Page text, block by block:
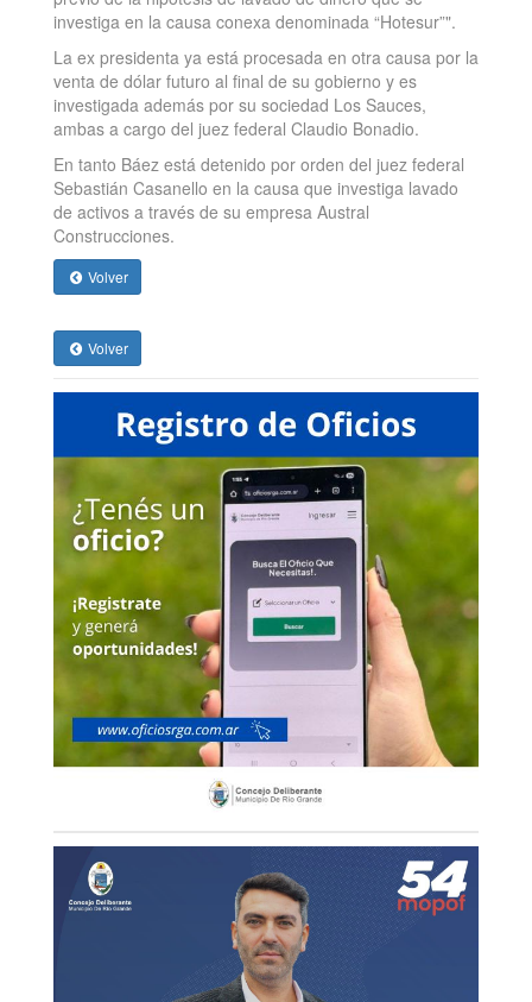
investiga en la causa conexa denominada “Hotesur”".
La ex presidenta ya está procesada en otra causa por la
venta de dólar futuro al final de su gobierno y es
investigada además por su sociedad Los Sauces,
ambas a cargo del juez federal Claudio Bonadio.
En tanto Báez está detenido por orden del juez federal
Sebastián Casanello en la causa que investiga lavado
de activos a través de su empresa Austral
Construcciones.
Volver
Volver